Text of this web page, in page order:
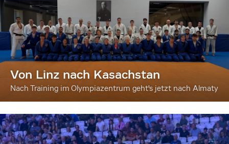
Von Linz nach Kasachstan
Nach Training im Olympiazentrum geht's jetzt nach Almaty